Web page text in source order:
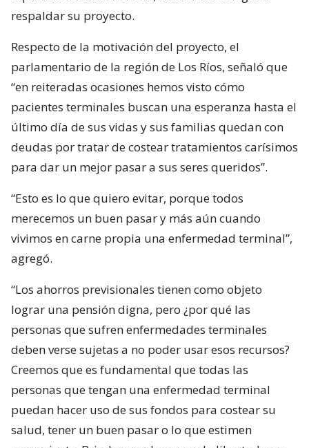
respaldar su proyecto.
Respecto de la motivación del proyecto, el
parlamentario de la región de Los Ríos, señaló que
“en reiteradas ocasiones hemos visto cómo
pacientes terminales buscan una esperanza hasta el
último día de sus vidas y sus familias quedan con
deudas por tratar de costear tratamientos carísimos
para dar un mejor pasar a sus seres queridos”.
“Esto es lo que quiero evitar, porque todos
merecemos un buen pasar y más aún cuando
vivimos en carne propia una enfermedad terminal”,
agregó.
“Los ahorros previsionales tienen como objeto
lograr una pensión digna, pero ¿por qué las
personas que sufren enfermedades terminales
deben verse sujetas a no poder usar esos recursos?
Creemos que es fundamental que todas las
personas que tengan una enfermedad terminal
puedan hacer uso de sus fondos para costear su
salud, tener un buen pasar o lo que estimen